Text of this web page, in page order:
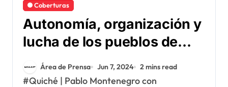
Coberturas
Autonomía, organización y
lucha de los pueblos de
Quiché
Área de Prensa Jun 7, 2024 2 mins read
#Quiché | Pablo Montenegro con